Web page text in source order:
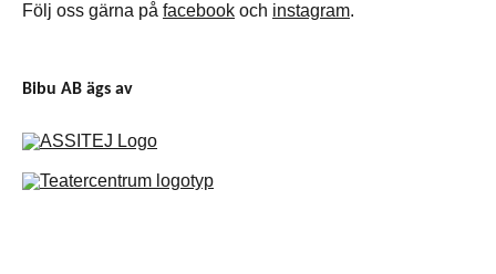
Följ oss gärna på facebook och instagram.
Bibu AB ägs av